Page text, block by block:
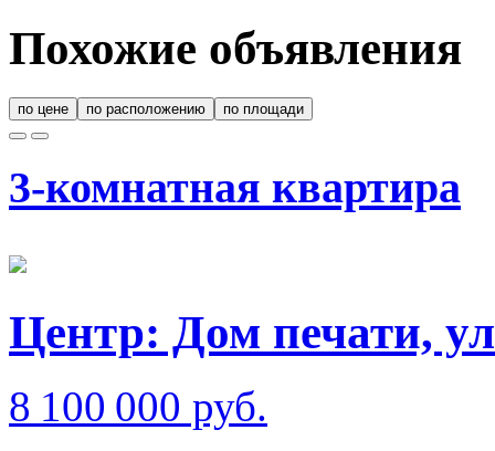
Похожие объявления
по цене по расположению по площади
3-комнатная квартира
Центр: Дом печати,
8 100 000 руб.